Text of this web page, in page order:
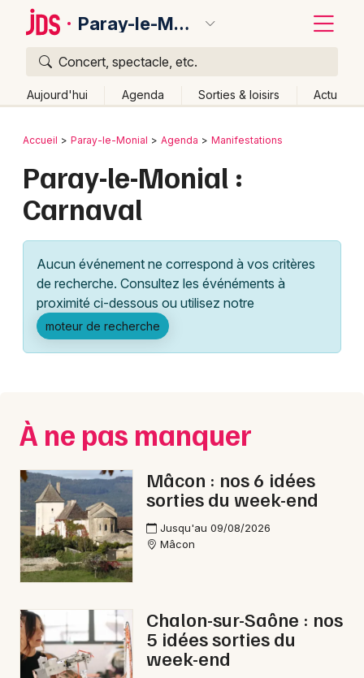
Paray-le-Monial
Concert, spectacle, etc.
Aujourd'hui Agenda Sorties & loisirs Actu
Publier un événement
Grands événements
Activité & Expérience
Manifestations
Foires & salons
Concerts
Sports
Soirées
Sorties famille
Sorties & loisirs
Carnaval en Saône-et-Loire
Bordeaux
Colmar
Lille
Lyon
Marseille
Mulhouse
Nice
Paris
Strasbourg
Toulouse
Toutes les villes
Retour
Accueil Paray-le-Monial Agenda Manifestations
Paray-le-Monial :
Carnaval
Aucun événement ne correspond à vos critères
de recherche. Consultez les événéments à
proximité ci-dessous ou utilisez notre
moteur de recherche
À ne pas manquer
Mâcon : nos 6 idées
sorties du week-end
Jusqu'au 09/08/2026
Mâcon
Chalon-sur-Saône : nos
5 idées sorties du
week-end
Quoi ?
Où ?
Bourgogne
Partout Près de moi Changer de lieu
Quand ?
Aujourd'hui
Demain Ce week-end Autre